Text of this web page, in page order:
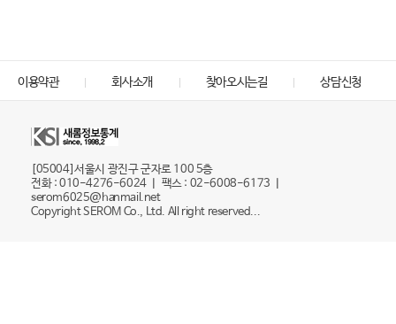
이용약관 회사소개 찾아오시는길 상담신청
[05004]서울시 광진구 군자로 100 5층
전화 : 010-4276-6024 ㅣ 팩스 : 02-6008-6173 ㅣ
serom6025@hanmail.net
Copyright SEROM Co., Ltd. All right reserved...